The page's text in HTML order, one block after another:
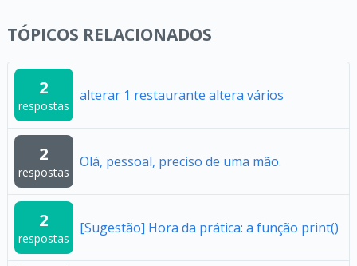
TÓPICOS RELACIONADOS
2
respostas
alterar 1 restaurante altera vários
2
respostas
Olá, pessoal, preciso de uma mão.
2
respostas
[Sugestão] Hora da prática: a função print()